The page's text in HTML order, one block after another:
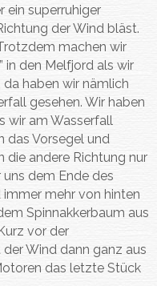
ein superruhiger
der Wind bläst.
machen wir
in den Melfjord als wir
haben wir nämlich
gesehen. Wir haben
wir am Wasserfall
das Vorsegel und
die andere Richtung nur
dem Ende des
mehr von hinten
Spinnakkerbaum aus
vor der
Wind dann ganz aus
das letzte Stück